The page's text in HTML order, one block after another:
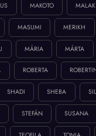
MAKOTO MALAK
MASUMI MERIKH
MÁRIA MÁRTA
ROBERTA
SHADI SHEBA
STEFÁN SUSANA